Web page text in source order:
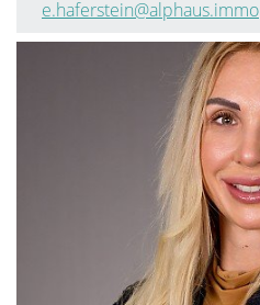
e.haferstein@alphaus.immo